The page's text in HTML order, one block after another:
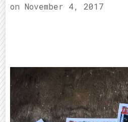
on November 4, 2017